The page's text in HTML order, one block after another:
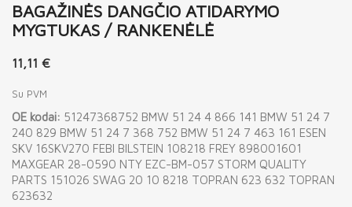
BAGAŽINĖS DANGČIO ATIDARYMO
MYGTUKAS / RANKENĖLĖ
11,11 €
Su PVM
OE kodai: 51247368752 BMW 51 24 4 866 141 BMW 51 24 7
240 829 BMW 51 24 7 368 752 BMW 51 24 7 463 161 ESEN
SKV 16SKV270 FEBI BILSTEIN 108218 FREY 898001601
MAXGEAR 28-0590 NTY EZC-BM-057 STORM QUALITY
PARTS 151026 SWAG 20 10 8218 TOPRAN 623 632 TOPRAN
623632